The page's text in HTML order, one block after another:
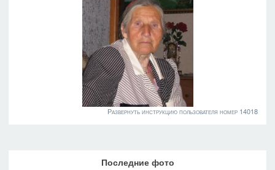
Развернуть инструкцию пользователя номер 14018
Последние фото